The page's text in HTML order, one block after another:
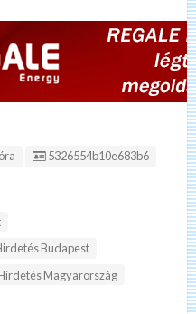
Hirdetés ID:
5326554b10e683b6
Budapest
Magyarország